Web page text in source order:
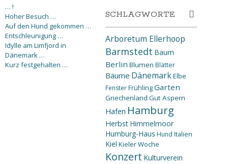
… !
Hoher Besuch …
Auf den Hund gekommen …
Entschleunigung …
Idylle am Limfjord in
Dänemark …
Kurz festgehalten …
SCHLAGWORTE
Arboretum Ellerhoop
Barmstedt Baum
Berlin Blumen Blätter
Bäume DänemarkElbe
FensterFrühlingGarten
Griechenland Gut Aspern
Hafen Hamburg
Herbst Himmelmoor
Humburg-Haus Hund Italien
Kiel Kieler Woche
Konzert Kulturverein